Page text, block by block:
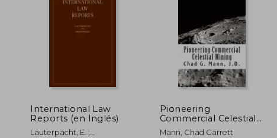
40%
dcto.
International Law
Reports (en Inglés)
Lauterpacht, E. ;
Pioneering
Commercial Celestial
Mining (en Inglés)
Mann, Chad Garrett